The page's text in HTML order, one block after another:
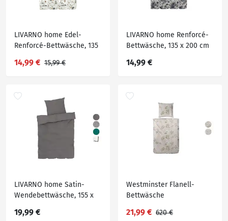
LIVARNO home Edel-
Renforcé-Bettwäsche, 135
14,99 € 15,99 €
LIVARNO home Renforcé-
Bettwäsche, 135 x 200 cm
14,99 €
LIVARNO home Satin-
Wendebettwäsche, 155 x
19,99 €
Westminster Flanell-
Bettwäsche
21,99 € 620 €